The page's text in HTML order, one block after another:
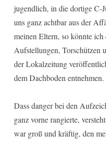
jugendlich, in die dortige C-
uns ganz achtbar aus der
meinen Eltern, so könnte
Aufstellungen, Torschützen
der Lokalzeitung
dem Dachboden entnehmen.
Dass danger bei den
ganz vorne rangierte,
war groß und kräftig, den